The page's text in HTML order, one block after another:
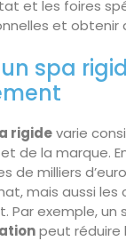
et les foires
et obtenir
spa
rigidevarie
de la marque.
de milliers
mais aussi
Par exemple, un
peut réduire